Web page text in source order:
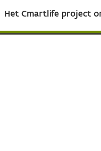
Het Cmartlife project